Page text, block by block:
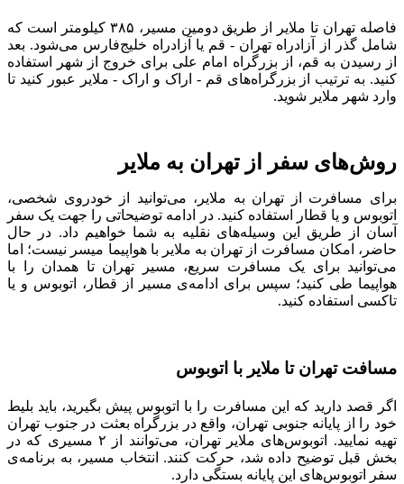
فاصله تهران تا ملایر از طریق دومین مسیر، ۳۸۵ کیلومتر است که
شامل گذر از آزاد‌راه تهران - قم یا آزاد‌راه خلیج‌فارس می‌شود. بعد
از رسیدن به قم، از بزرگراه امام علی برای خروج از شهر استفاده
کنید. به ترتیب از بزرگراه‌ها‌ی قم - اراک و اراک - ملایر عبور کنید تا
وارد شهر ملایر شوید.
روش‌ها‌ی سفر از تهران به ملایر
برای مسافرت از تهران به ملایر، می‌توانید از خودرو‌ی شخصی،
اتوبوس و یا قطار استفاده کنید. در ادامه توضیحاتی را جهت یک سفر
آسان از طریق این وسیله‌ها‌ی نقلیه به شما خواهیم داد. در حال
حاضر، امکان مسافرت از تهران به ملایر با هواپیما میسر نیست؛ اما
می‌توانید برای یک مسافرت سریع، مسیر تهران تا همدان را با
هواپیما طی کنید؛ سپس برای ادامه‌ی مسیر از قطار، اتوبوس و یا
تاکسی استفاده کنید.
مسافت تهران تا ملایر با اتوبوس
اگر قصد دارید که این مسافرت را با اتوبوس پیش بگیرید، باید بلیط
خود را از پایانه جنوبی تهران، واقع در بزرگراه بعثت در جنوب تهران
تهیه نمایید. اتوبوس‌ها‌ی ملایر تهران، می‌توانند از ۲ مسیر‌ی که در
بخش قبل توضیح داده شد، حرکت کنند. انتخاب مسیر، به برنامه‌ی
سفر اتوبوس‌ها‌ی این پایانه بستگی دارد.